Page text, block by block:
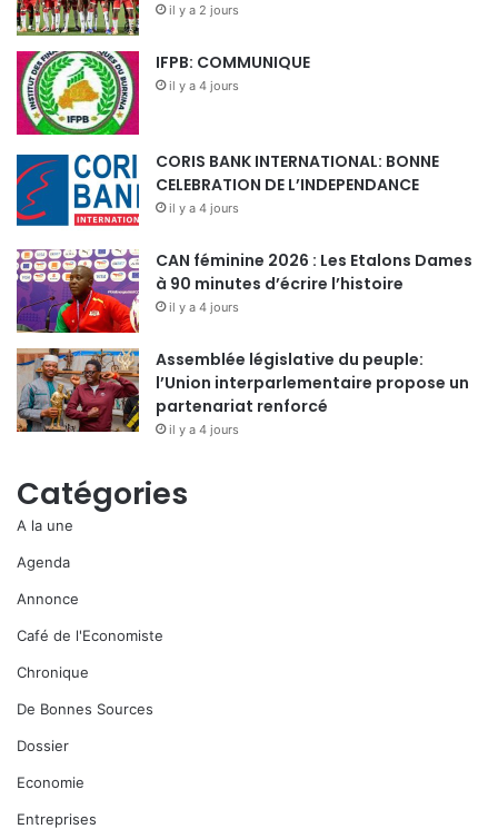
il y a 2 jours
IFPB: COMMUNIQUE
il y a 4 jours
CORIS BANK INTERNATIONAL: BONNE
CELEBRATION DE L’INDEPENDANCE
il y a 4 jours
CAN féminine 2026 : Les Etalons Dames
à 90 minutes d’écrire l’histoire
il y a 4 jours
Assemblée législative du peuple:
l’Union interparlementaire propose un
partenariat renforcé
il y a 4 jours
Catégories
A la une
Agenda
Annonce
Café de l'Economiste
Chronique
De Bonnes Sources
Dossier
Economie
Entreprises